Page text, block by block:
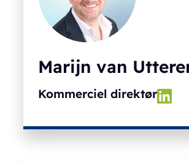
Marijn van
Kommerciel direktør